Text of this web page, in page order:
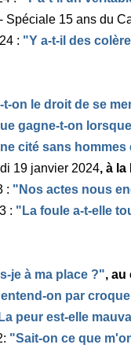
Spéciale 15 ans du
: "Y a-t-il des
t-on le droit de se
gagne-t-on
cité sans
19 janvier 2024, à
: "Nos actes nous
: "La foule a-t-elle
je à ma place ?", au
on par
peur est-elle
"Sait-on ce que